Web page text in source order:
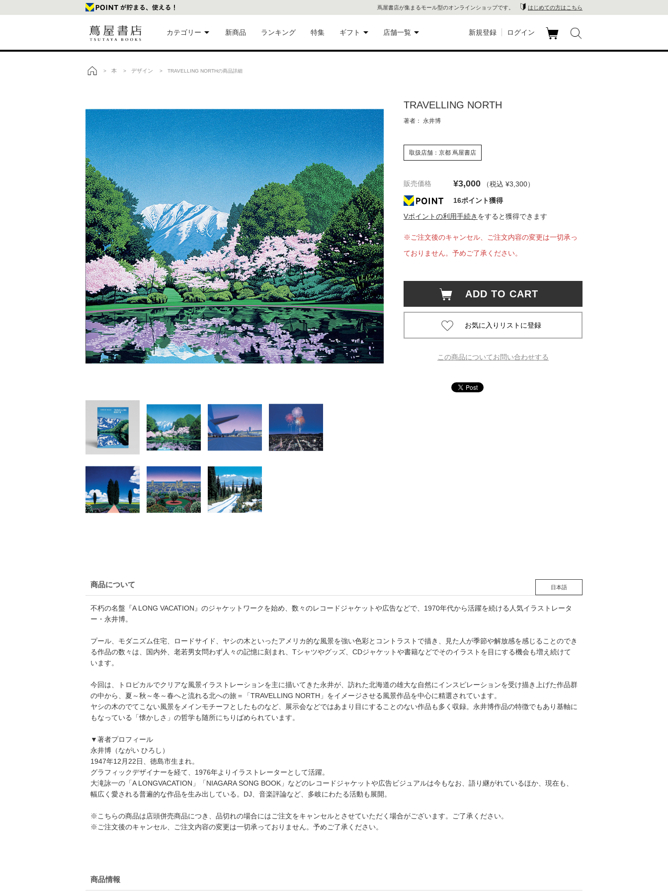
蔦屋書店が集まるモール型のオンラインショップです。 はじめての方はこちら
カテゴリー
美術品
映像・音
楽
文具
雑貨
家電
食品
eギフト
新商品 ランキング 特集 ギフト 店舗一覧
代官山 蔦
銀座 蔦屋
六本木 蔦
屋書店
京都岡崎
蔦屋書店
梅田 蔦屋
書店
枚方 蔦屋
新規登録 ログイン
> 本 > デザイン > TRAVELLING NORTHの商品詳細
TRAVELLING NORTH
著者： 永井博
取扱店舗：京都 蔦屋書店
販売価格 ¥3,000 （税込 ¥3,300）
16ポイント獲得
Vポイントの利用手続き をすると獲得できます
※ご注文後のキャンセル、ご注文内容の変更は一切承っ
ておりません。予めご了承ください。
ADD TO CART
この商品についてお問い合わせする
商品について 日本語
不朽の名盤『A LONG VACATION』のジャケットワークを始め、数々のレコードジャケットや広告などで、1970年代から活躍を続ける人気イラストレータ
ー・永井博。
プール、モダニズム住宅、ロードサイド、ヤシの木といったアメリカ的な風景を強い色彩とコントラストで描き、見た人が季節や解放感を感じることのでき
る作品の数々は、国内外、老若男女問わず人々の記憶に刻まれ、Tシャツやグッズ、CDジャケットや書籍などでそのイラストを目にする機会も増え続けて
います。
今回は、トロピカルでクリアな風景イラストレーションを主に描いてきた永井が、訪れた北海道の雄大な自然にインスピレーションを受け描き上げた作品群
の中から、夏～秋～冬～春へと流れる北への旅＝「TRAVELLING NORTH」をイメージさせる風景作品を中心に精選されています。
ヤシの木のでてこない風景をメインモチーフとしたものなど、展示会などではあまり目にすることのない作品も多く収録。永井博作品の特徴でもあり基軸に
もなっている「懐かしさ」の哲学も随所にちりばめられています。
▼著者プロフィール
永井博（ながい ひろし）
1947年12月22日、徳島市生まれ。
グラフィックデザイナーを経て、1976年よりイラストレーターとして活躍。
大滝詠一の「A LONGVACATION」「NIAGARA SONG BOOK」などのレコードジャケットや広告ビジュアルは今もなお、語り継がれているほか、現在も、
幅広く愛される普遍的な作品を生み出している。DJ、音楽評論など、多岐にわたる活動も展開。
※こちらの商品は店頭併売商品につき、品切れの場合にはご注文をキャンセルとさせていただく場合がございます。ご了承ください。
※ご注文後のキャンセル、ご注文内容の変更は一切承っておりません。予めご了承ください。
商品情報